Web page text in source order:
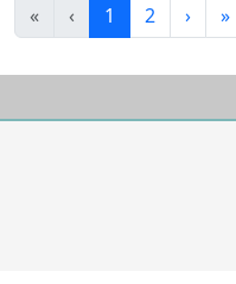
« ‹ 1 (current)
2 › »